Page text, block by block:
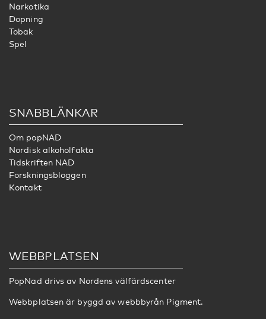
Narkotika
Dopning
Tobak
Spel
SNABBLÄNKAR
Om popNAD
Nordisk alkoholfakta
Tidskriften NAD
Forskningsbloggen
Kontakt
WEBBPLATSEN
PopNad drivs av Nordens välfärdscenter
Webbplatsen är byggd av webbbyrån Pigment.